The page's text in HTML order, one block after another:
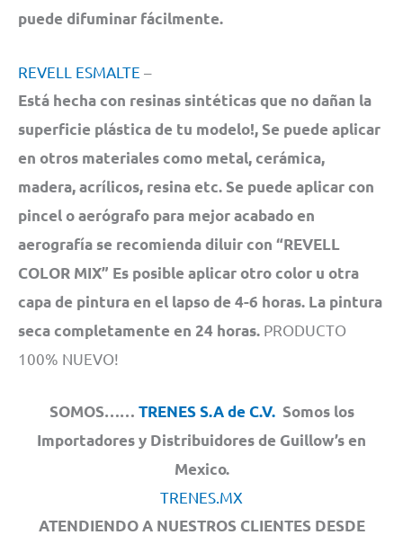
puede difuminar fácilmente.
REVELL ESMALTE –
Está hecha con resinas sintéticas que no dañan la
superficie plástica de tu modelo!, Se puede aplicar
en otros materiales como metal, cerámica,
madera, acrílicos, resina etc. Se puede aplicar con
pincel o aerógrafo para mejor acabado en
aerografía se recomienda diluir con “REVELL
COLOR MIX” Es posible aplicar otro color u otra
capa de pintura en el lapso de 4-6 horas. La pintura
seca completamente en 24 horas. PRODUCTO
100% NUEVO!
SOMOS…… TRENES S.A de C.V.Somos los
Importadores y Distribuidores de Guillow’s en
Mexico.
TRENES.MX
ATENDIENDO A NUESTROS CLIENTES DESDE